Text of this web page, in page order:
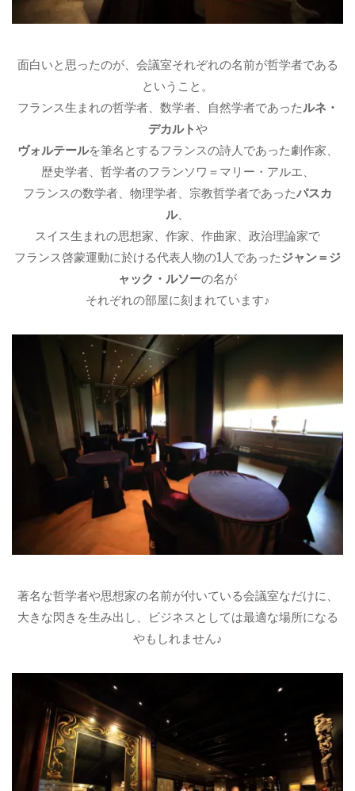
面白いと思ったのが、会議室それぞれの名前が哲学者である
ということ。
フランス生まれの哲学者、数学者、自然学者であったルネ・
デカルトや
ヴォルテールを筆名とするフランスの詩人であった劇作家、
歴史学者、哲学者のフランソワ＝マリー・アルエ、
フランスの数学者、物理学者、宗教哲学者であったパスカ
ル、
スイス生まれの思想家、作家、作曲家、政治理論家で
フランス啓蒙運動に於ける代表人物の1人であったジャン＝ジ
ャック・ルソーの名が
それぞれの部屋に刻まれています♪
著名な哲学者や思想家の名前が付いている会議室なだけに、
大きな閃きを生み出し、ビジネスとしては最適な場所になる
やもしれません♪